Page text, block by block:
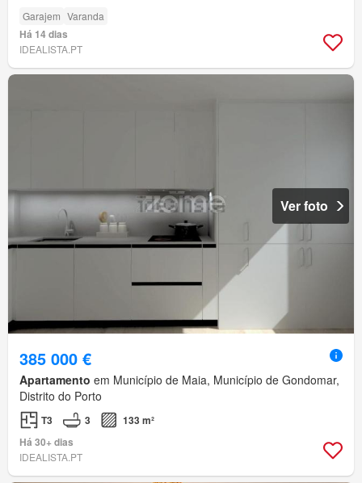
Garajem Varanda
Há 14 dias
IDEALISTA.PT
Ver foto
385 000 €
Apartamento em Município de Maia, Município de Gondomar,
Distrito do Porto
T3 3
133 m²
Há 30+ dias
IDEALISTA.PT